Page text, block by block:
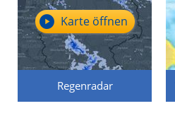
Regenradar
Karte öffnen